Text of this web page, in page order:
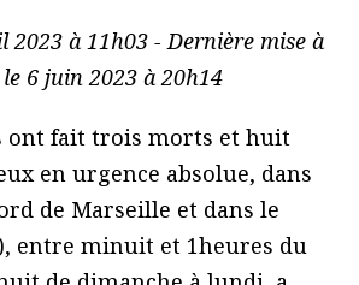
2023 à 11h03 - Dernière mise à
6 juin 2023 à 20h14
ont fait trois morts et huit
en urgence absolue, dans
de Marseille et dans le
entre minuit et 1heures du